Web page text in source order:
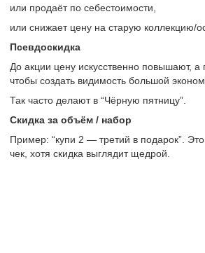
или продаёт по себестоимости,
или снижает цену на старую коллекцию/
Псевдоскидка
До акции цену искусственно повышают,
чтобы создать видимость большой
Так часто делают в “Чёрную пятницу”.
Скидка за объём / набор
Пример: “купи 2 — третий в подарок”.
чек, хотя скидка выглядит щедрой.